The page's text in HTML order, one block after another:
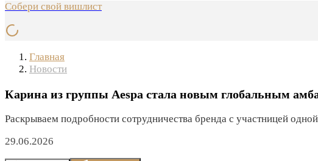
Собери свой вишлист
Главная
Новости
Карина из группы Aespa стала новым глобальным
Раскрываем подробности сотрудничества бренда с участницей
29.06.2026